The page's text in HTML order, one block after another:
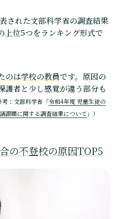
された文部科学省の調査結果
上位5つをランキング形式で
のは学校の教員です。原因の
護者と少し感覚が違う部分も
考：文部科学省「令和4年度 児童生徒の
課題に関する調査結果について 」）
の不登校の原因TOP5